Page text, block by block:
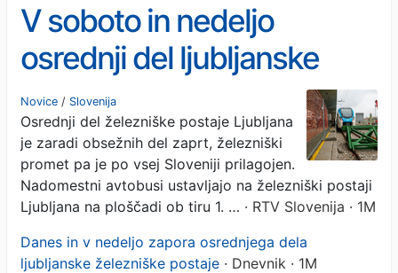
V soboto in nedeljo
osrednji del ljubljanske
železniške postaje zaprt,
na voljo nadomestni
avtobusi
Novice / Slovenija
Osrednji del železniške postaje Ljubljana
je zaradi obsežnih del zaprt, železniški
promet pa je po vsej Sloveniji prilagojen.
Nadomestni avtobusi ustavljajo na železniški postaji
Ljubljana na ploščadi ob tiru 1. … · RTV Slovenija · 1M
Danes in v nedeljo zapora osrednjega dela
ljubljanske železniške postaje · Dnevnik · 1M